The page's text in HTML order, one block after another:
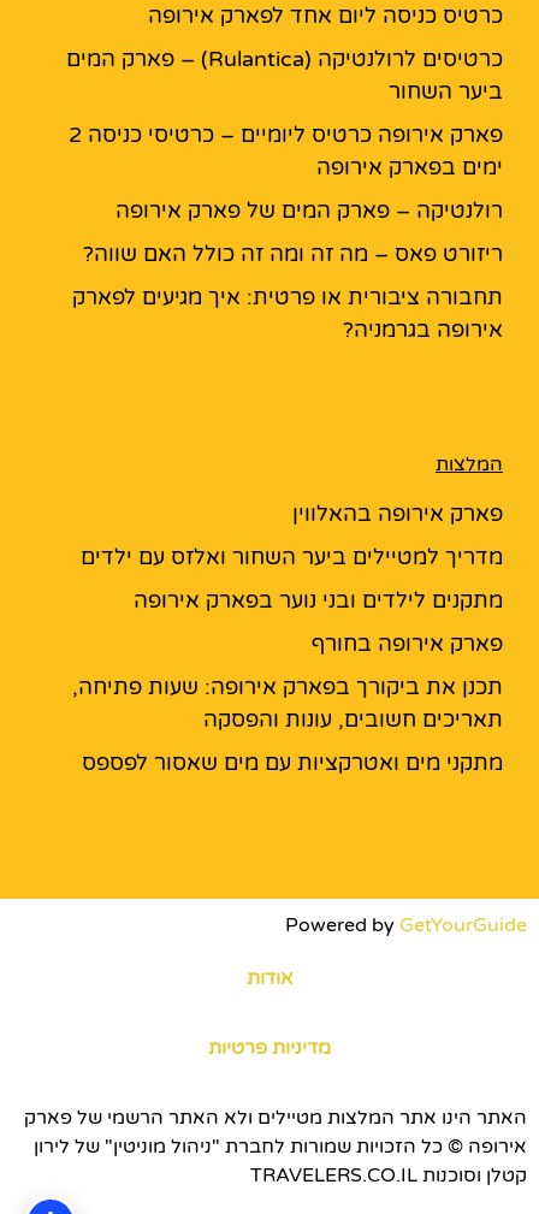
כרטיס כניסה ליום אחד לפארק אירופה
כרטיסים לרולנטיקה (Rulantica) – פארק המים
ביער השחור
פארק אירופה כרטיס ליומיים – כרטיסי כניסה 2
ימים בפארק אירופה
רולנטיקה – פארק המים של פארק אירופה
ריזורט פאס – מה זה ומה זה כולל האם שווה?
תחבורה ציבורית או פרטית: איך מגיעים לפארק
אירופה בגרמניה?
המלצות
פארק אירופה בהאלווין
מדריך למטיילים ביער השחור ואלזס עם ילדים
מתקנים לילדים ובני נוער בפארק אירופה
פארק אירופה בחורף
תכנן את ביקורך בפארק אירופה: שעות פתיחה,
תאריכים חשובים, עונות והפסקה
מתקני מים ואטרקציות עם מים שאסור לפספס
Powered by GetYourGuide
אודות
מדיניות פרטיות
האתר הינו אתר המלצות מטיילים ולא האתר הרשמי של פארק
אירופה © כל הזכויות שמורות לחברת "ניהול מוניטין" של לירון
קטלן וסוכנות TRAVELERS.CO.IL